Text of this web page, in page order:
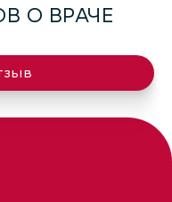
О ВРАЧЕ